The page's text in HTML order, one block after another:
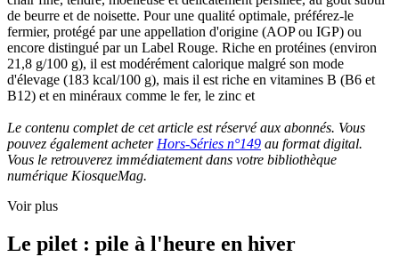
de beurre et de noisette. Pour une qualité optimale, préférez-le
fermier, protégé par une appellation d'origine (AOP ou IGP) ou
encore distingué par un Label Rouge. Riche en protéines (environ
21,8 g/100 g), il est modérément calorique malgré son mode
d'élevage (183 kcal/100 g), mais il est riche en vitamines B (B6 et
B12) et en minéraux comme le fer, le zinc et
Le contenu complet de cet article est réservé aux abonnés. Vous
pouvez également acheter Hors-Séries n°149 au format digital.
Vous le retrouverez immédiatement dans votre bibliothèque
numérique KiosqueMag.
Voir plus
Le pilet : pile à l'heure en hiver